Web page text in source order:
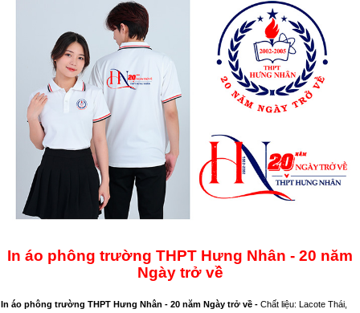
In áo phông trường THPT Hưng Nhân - 20 năm
Ngày trở về
In áo phông trường THPT Hưng Nhân - 20 năm Ngày trở về - Chất liệu: Lacote Thái,